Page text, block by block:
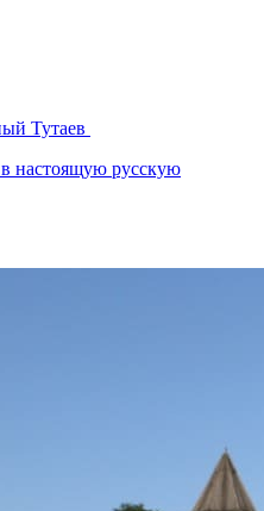
Тутаев
настоящую русскую